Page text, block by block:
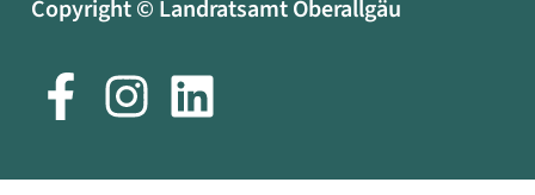
Copyright © Landratsamt Oberallgäu